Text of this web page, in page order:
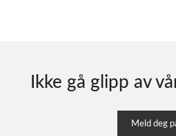
Ikke gå glipp av
Meld deg